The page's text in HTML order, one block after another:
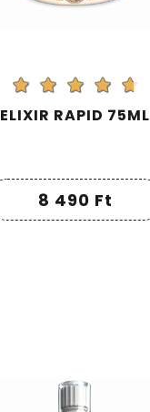
ELIXIR RAPID 75ML
8 490 Ft